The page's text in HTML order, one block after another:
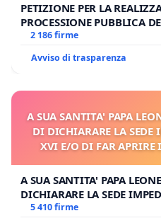
PETIZIONE PER LA
PROCESSIONE PUBBLICA
MILANO
2 186 firme
Avviso di trasparenza
A SUA SANTITA' PAPA
DI DICHIARARE LA SEDE
XVI E/O DI FAR APRIRE
A SUA SANTITA' PAPA
DICHIARARE LA SEDE
E/O DI FAR APRIRE IL
5 410 firme